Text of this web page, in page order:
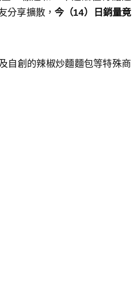
分享擴散，今（14）日銷量竟
自創的辣椒炒麵麵包等特殊商